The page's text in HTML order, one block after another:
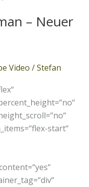
– Neuer
Video /Stefan
start“